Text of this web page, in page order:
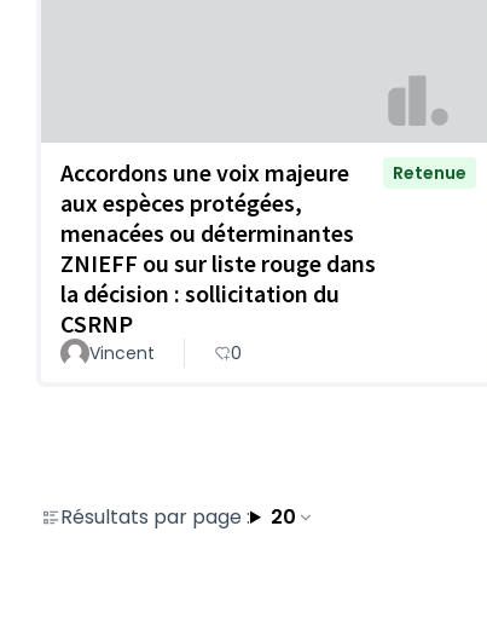
Accordons une voix majeure
aux espèces protégées,
menacées ou déterminantes
ZNIEFF ou sur liste rouge dans
la décision : sollicitation du
CSRNP
Retenue
Vincent 0
Résultats par page : 20